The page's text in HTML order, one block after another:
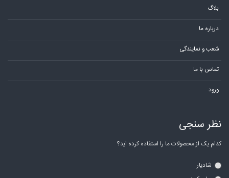
بلاگ
درباره ما
شعب و نمایندگی
تماس با ما
ورود
نظر سنجی
کدام یک از محصولات ما را استفاده کرده اید؟
شادیار